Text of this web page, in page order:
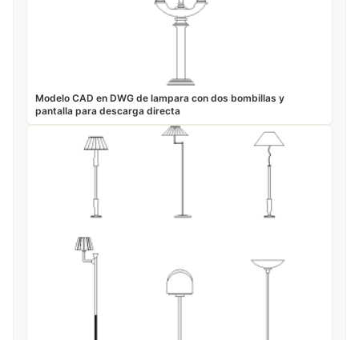
Modelo CAD en DWG de lampara con dos bombillas y
pantalla para descarga directa